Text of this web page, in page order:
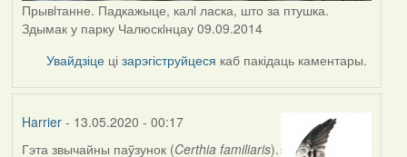
Прывiтанне. Падкажыце, калi ласка, што за птушка.
Здымак у парку Чалюскiнцау 09.09.2014
Увайдзіце цізарэгіструйцеся каб пакідаць каментары.
Harrier- 13.05.2020 - 00:17
Гэта звычайны паўзунок (Certhia familiaris).